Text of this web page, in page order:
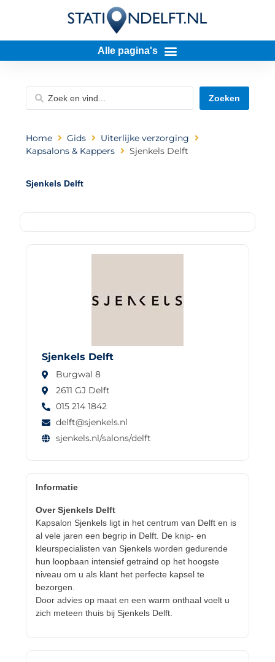
Zoeken
Home Gids
Uiterlijke verzorging
Kapsalons & Kappers
Sjenkels Delft
Sjenkels Delft
Sjenkels Delft
Burgwal 8
2611 GJ Delft
015 214 1842
delft@sjenkels.nl
sjenkels.nl/salons/delft
Informatie
Over Sjenkels Delft
Kapsalon Sjenkels ligt in het centrum van Delft en is
al vele jaren een begrip in Delft. De knip- en
kleurspecialisten van Sjenkels worden gedurende
hun loopbaan intensief getraind op het hoogste
niveau om u als klant het perfecte kapsel te
bezorgen.
Door advies op maat en een warm onthaal voelt u
zich meteen thuis bij Sjenkels Delft.